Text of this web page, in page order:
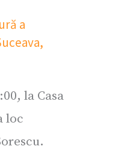
a
,
la Casa
loc